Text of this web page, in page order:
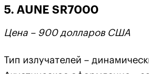
5. AUNE SR7000
Цена – 900 долларов США
Тип излучателей –